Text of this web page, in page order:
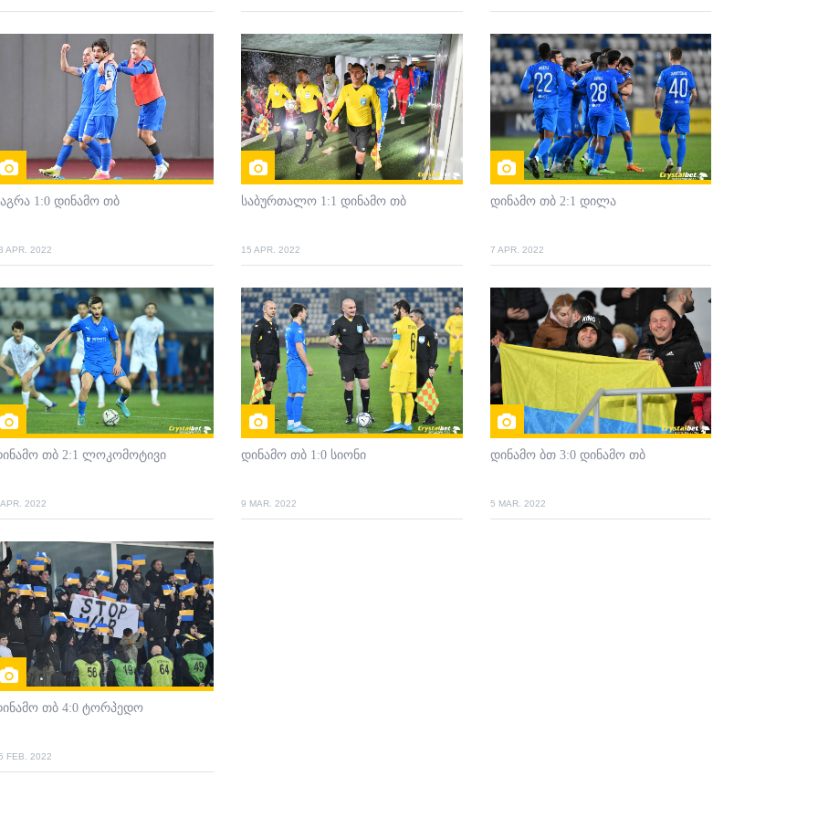
1:0 დინამო თბ
APR. 2022
საბურთალო 1:1 დინამო თბ
15 APR. 2022
დინამო თბ 2:1 დილა
7 APR. 2022
თბ 2:1 ლოკომოტივი
2022
დინამო თბ 1:0 სიონი
9 MAR. 2022
დინამო ბთ 3:0 დინამო თბ
5 MAR. 2022
თბ 4:0 ტორპედო
FEB. 2022